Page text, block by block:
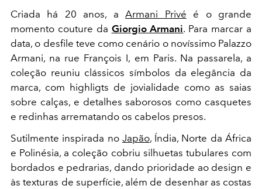
Criada há 20 anos, aArmani Privé é o grande
momento couture da Giorgio Armani. Para marcar a
data, o desfile teve como cenário o novíssimo Palazzo
Armani, na rue François I, em Paris. Na passarela, a
coleção reuniu clássicos símbolos da elegância da
marca, com highligts de jovialidade como as saias
sobre calças, e detalhes saborosos como casquetes
e redinhas arrematando os cabelos presos.
Sutilmente inspirada no Japão, Índia, Norte da África
e Polinésia, a coleção cobriu silhuetas tubulares com
bordados e pedrarias, dando prioridade ao design e
às texturas de superfície, além de desenhar as costas